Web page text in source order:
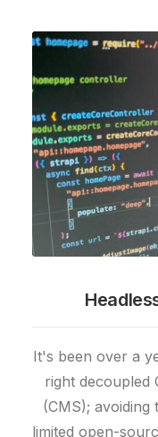
It's been over a
right decoupled
(CMS);
limited open-